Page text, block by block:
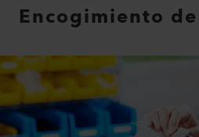
Encogimiento